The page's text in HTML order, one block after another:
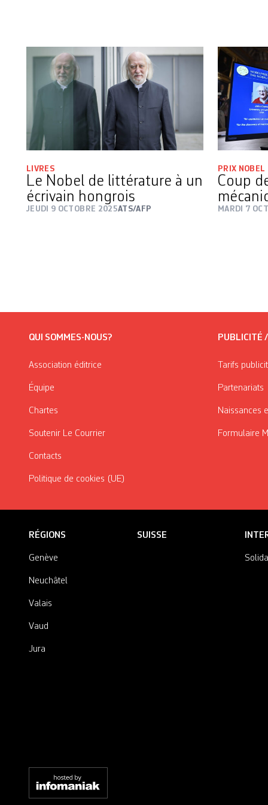
LIVRES
Le Nobel de littérature à un
écrivain hongrois
JEUDI 9 OCTOBRE 2025ATS/AFP
PRIX NOBEL
Coup
MARDI 7
QUI SOMMES-NOUS?
Association éditrice
Équipe
Chartes
Soutenir Le Courrier
Contacts
Politique de cookies (UE)
PUBLICITÉ
Tarifs
Partenariats
Naissances
Formulaire
RÉGIONS
Genève
Neuchâtel
Valais
Vaud
Jura
SUISSE